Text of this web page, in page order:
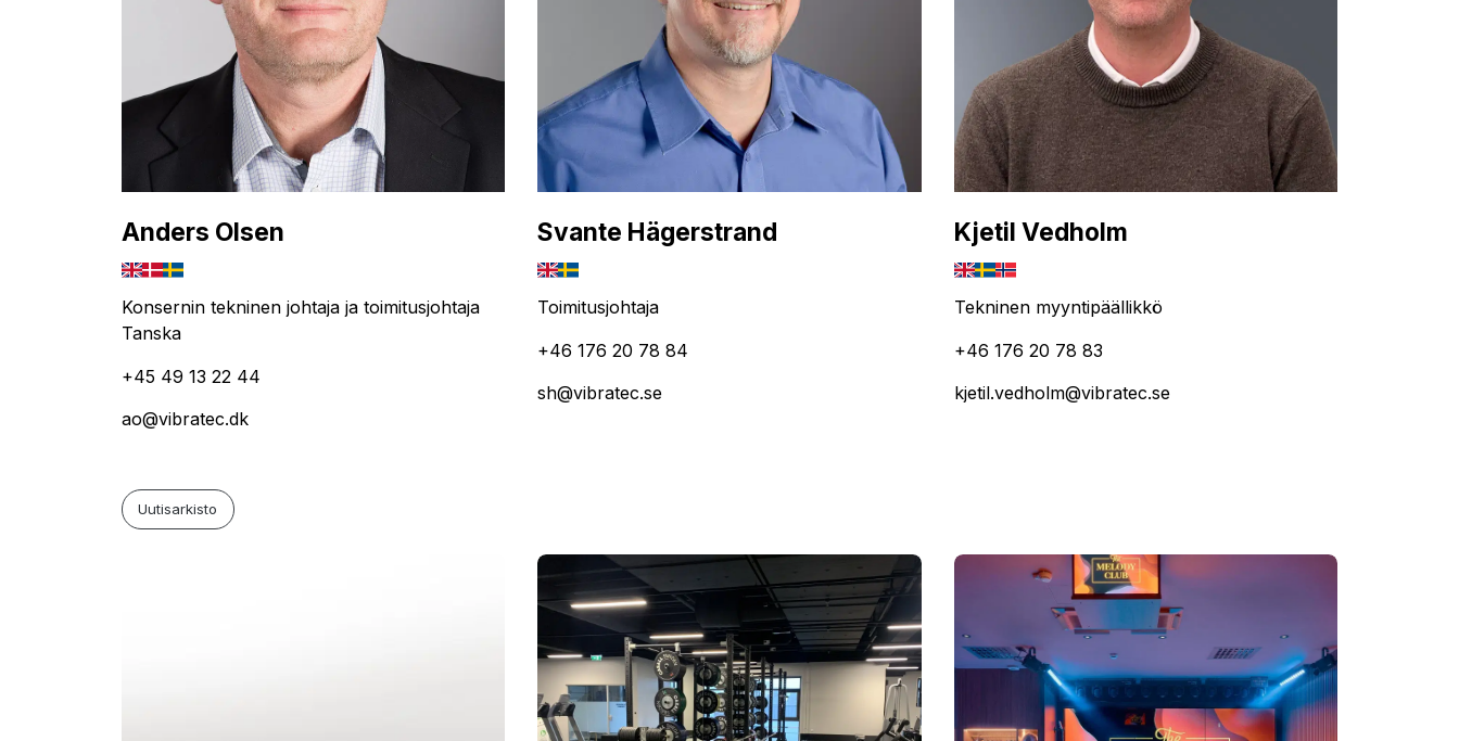
Anders Olsen
Konsernin tekninen johtaja ja toimitusjohtaja
Tanska
+45 49 13 22 44
ao@vibratec.dk
Svante Hägerstrand
Toimitusjohtaja
+46 176 20 78 84
sh@vibratec.se
Kjetil Vedholm
Tekninen myyntipäällikkö
+46 176 20 78 83
kjetil.vedholm@vibratec.se
Uutisarkisto